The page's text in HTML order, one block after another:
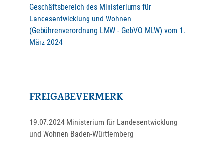
Geschäftsbereich des Ministeriums für
Landesentwicklung und Wohnen
(Gebührenverordnung LMW - GebVO MLW) vom 1.
März 2024
FREIGABEVERMERK
19.07.2024 Ministerium für Landesentwicklung
und Wohnen Baden-Württemberg